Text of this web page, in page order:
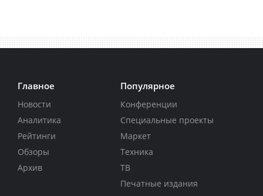
Главное
Новости
Аналитика
Рейтинги
Обзоры
Архив
Популярное
Конференции
Специальные проекты
Маркет
Техника
ТВ
Печатные издания